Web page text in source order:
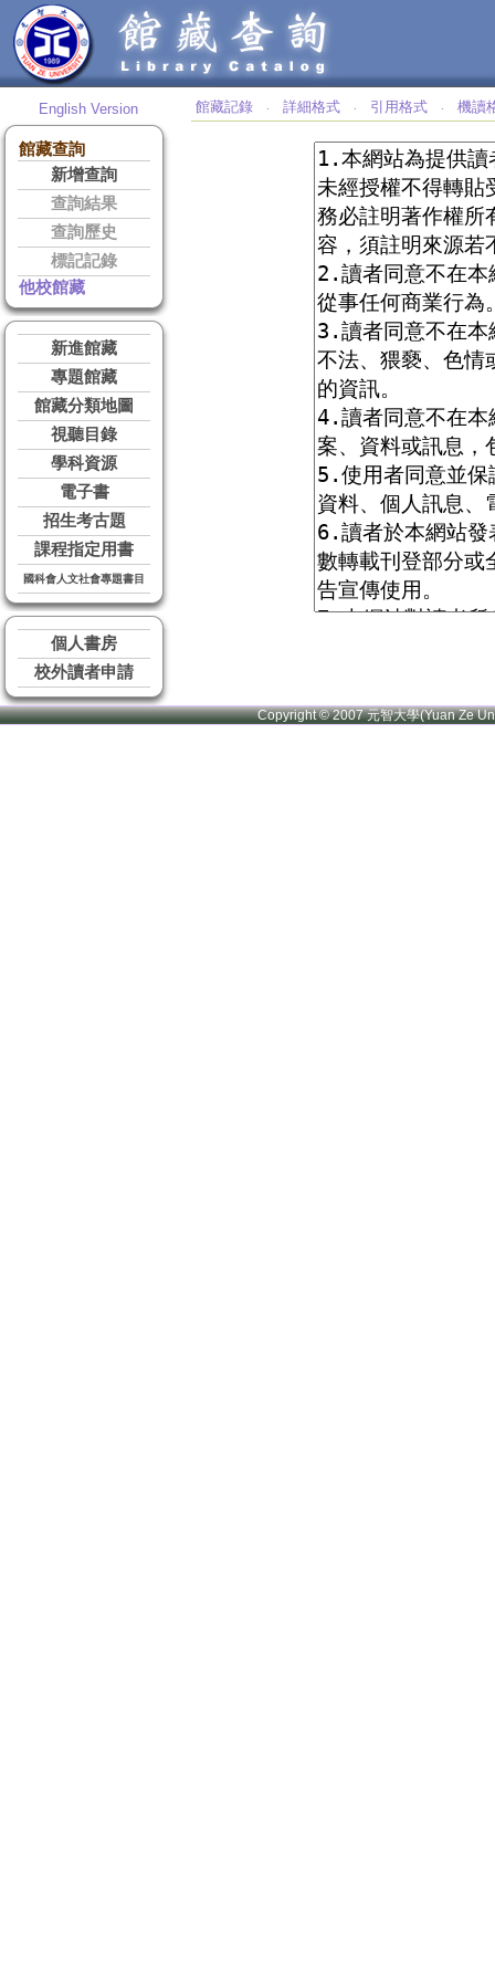
English Version
館藏查詢
新增查詢
查詢結果
查詢歷史
標記記錄
他校館藏
新進館藏
專題館藏
館藏分類地圖
視聽目錄
學科資源
電子書
招生考古題
課程指定用書
國科會人文社會專題書目
個人書房
校外讀者申請
館藏記錄 ‧ 詳細格式 ‧ 引用格式 ‧ 機讀
Copyright © 2007 元智大學(Yuan Ze